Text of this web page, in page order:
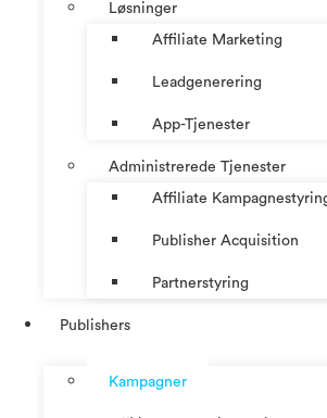
Løsninger
Affiliate Marketing
Leadgenerering
App-Tjenester
Administrerede Tjenester
Affiliate
Publisher Acquisition
Partnerstyring
Publishers
Kampagner